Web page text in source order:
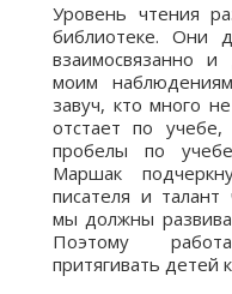
Уровень чтения
библиотеке. Они
взаимосвязанно
моим
завуч, кто много
отстает по учебе,
пробелы по
Маршак
писателя и талант
мы должны
Поэтому
притягивать детей